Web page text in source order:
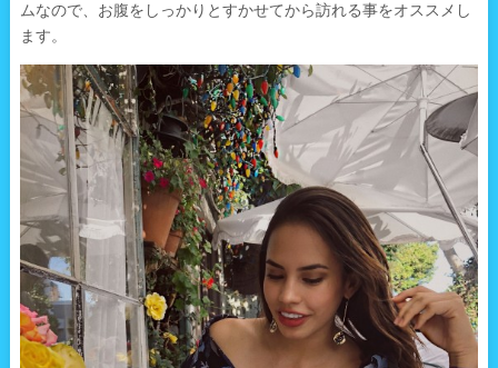
ムなので、お腹をしっかりとすかせてから訪れる事をオススメし
ます。